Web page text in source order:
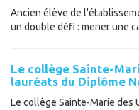
Ancien élève de
un double défi : mener une
Le collège Sainte-
lauréats du Diplôme
Le collège Sainte-Marie des